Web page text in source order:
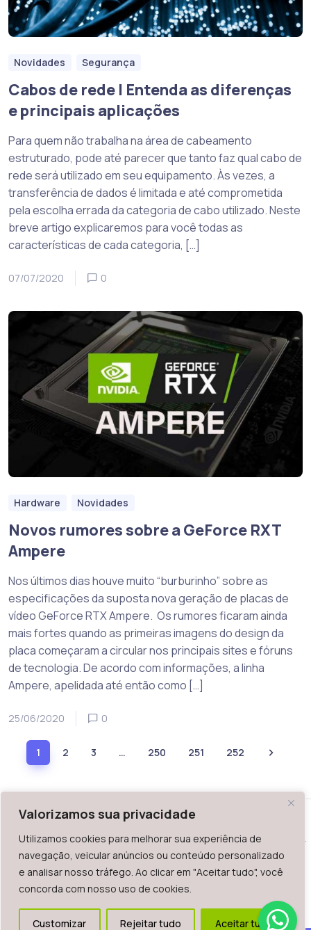
Valorizamos sua privacidade
Utilizamos cookies para melhorar sua experiência de
navegação, veicular anúncios ou conteúdo personalizado
e analisar nosso tráfego. Ao clicar em "Aceitar tudo", você
concorda com nosso uso de cookies.
Customizar Rejeitar tudo Aceitar tudo
Novidades Segurança
Cabos de rede | Entenda as diferenças
e principais aplicações
Para quem não trabalha na área de cabeamento
estruturado, pode até parecer que tanto faz qual cabo de
rede será utilizado em seu equipamento. Às vezes, a
transferência de dados é limitada e até comprometida
pela escolha errada da categoria de cabo utilizado. Neste
breve artigo explicaremos para você todas as
características de cada categoria, […]
07/07/2020 0
Hardware Novidades
Novos rumores sobre a GeForce RXT
Ampere
Nos últimos dias houve muito “burburinho” sobre as
especificações da suposta nova geração de placas de
vídeo GeForce RTX Ampere. Os rumores ficaram ainda
mais fortes quando as primeiras imagens do design da
placa começaram a circular nos principais sites e fóruns
de tecnologia. De acordo com informações, a linha
Ampere, apelidada até então como […]
25/06/2020 0
1 2 3 … 250 251 252
WAZ - Av. do Contorno 2939, lojas 1 a 7, Belo Horizonte, MG -
Brasil. CEP: 30.110-013
Telefone: +55 (31) 2126-6666 | CNPJ: 06.036.939/0001-92
2023.
Todos os direitos reservados. É vetada a reprodução, total